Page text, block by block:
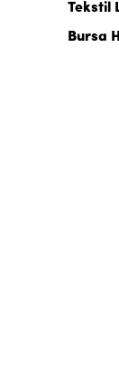
Tekstil
Bursa